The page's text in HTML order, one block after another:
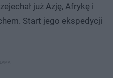
już Azję, Afrykę i
Start jego ekspedycji